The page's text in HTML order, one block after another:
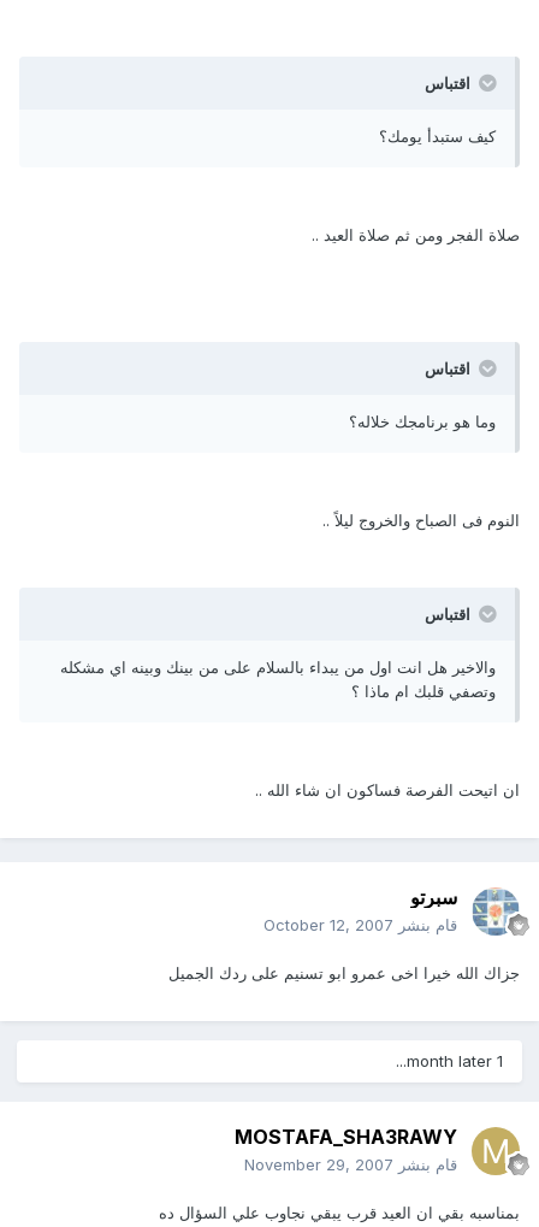
اقتباس
كيف ستبدأ يومك؟
صلاة الفجر ومن ثم صلاة العيد ..
اقتباس
وما هو برنامجك خلاله؟
النوم فى الصباح والخروج ليلاً ..
اقتباس
والاخير هل انت اول من يبداء بالسلام على من بينك وبينه اي مشكله
وتصفي قلبك ام ماذا ؟
ان اتيحت الفرصة فساكون ان شاء الله ..
سبرتو
قام بنشر October 12, 2007
جزاك الله خيرا اخى عمرو ابو تسنيم على ردك الجميل
MOSTAFA_SHA3RAWY
قام بنشر November 29, 2007
بمناسبه بقي ان العيد قرب يبقي نجاوب علي السؤال ده